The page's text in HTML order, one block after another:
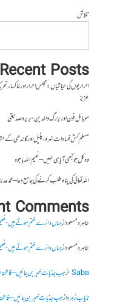
تلاش
Recent Posts
احراریوں کی عیاشیاں : مجلس احرار اور
عزیز
موبائل فون اور بزرگ والدین- بریرہ صدیقی
مسلم کش فسادات نہرو، پٹیل اور گاندھی کے متضاد
وہ کل جو کبھی آیا ہی نہیں – نعیم اللہ باجوہ
اللہ تعالیٰ کی پناہ طلب کرنے کی جامع دعا – محمد
Comments
طاہرہ مسعودازجہاں دائرے ختم ہوتے ہیں- نعیم
طاہرہ مسعودازجہاں دائرے ختم ہوتے ہیں- نعیم
Sabaازجب جذبات خبر بن جائیں –
نایاب زہرہازجب جذبات خبر بن جائیں –